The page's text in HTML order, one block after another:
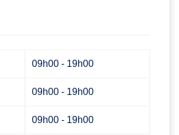
09h00 - 19h00
09h00 - 19h00
09h00 - 19h00